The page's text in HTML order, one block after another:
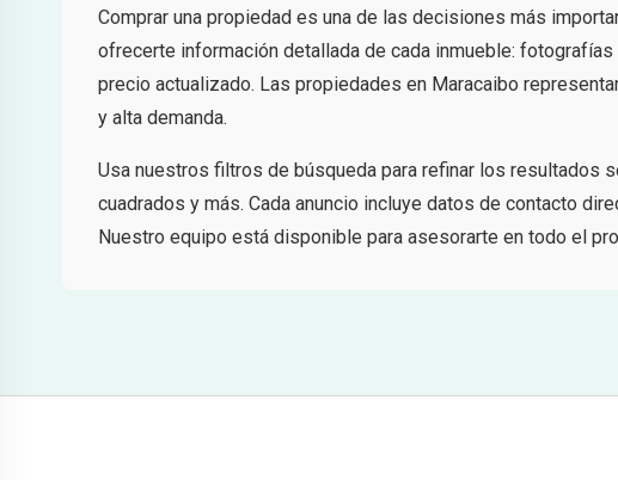
Comprar una propiedad es una de las decisiones más
ofrecerte información detallada de cada inmueble:
precio actualizado. Las propiedades en Maracaibo
y alta demanda.
Usa nuestros filtros de búsqueda para refinar los resultados
cuadrados y más. Cada anuncio incluye datos de contacto
Nuestro equipo está disponible para asesorarte en todo el